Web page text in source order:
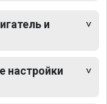
и
настройки